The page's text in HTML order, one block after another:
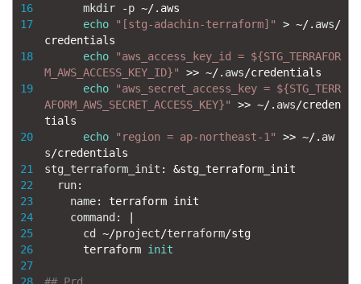
16
17
18
19
20
21
22
23
24
25
26
27
28
mkdir
-p ~/. aws
echo
"[stg-adachin-terraform]" > ~/. aws/
credentials
echo
"aws_access_key_id = ${STG_TERRAFOR
M_AWS_ACCESS_KEY_ID}"
>> ~/. aws/credentials
echo
"aws_secret_access_key = ${STG_TERR
AFORM_AWS_SECRET_ACCESS_KEY}"
>> ~/. aws/creden
tials
echo
"region = ap-northeast-1" >> ~/. aw
s/credentials
stg_terraform_init : &stg_terraform_init
run:
name: terraform init
command :
cd
~/project/terraform/stg
terraform init
## Prd